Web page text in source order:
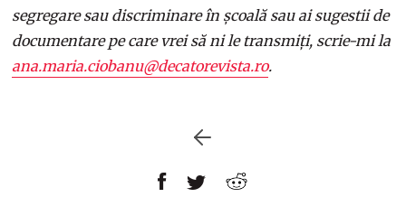
segregare sau discriminare în școală sau ai sugestii de
documentare pe care vrei să ni le transmiți, scrie-mi la
ana.maria.ciobanu@decatorevista.ro.